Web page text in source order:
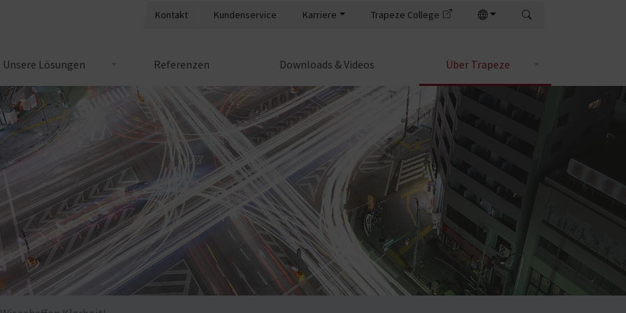
Kontakt Kundenservice Karriere Trapeze College
Unsere Lösungen Referenzen Downloads & Videos Über Trapeze